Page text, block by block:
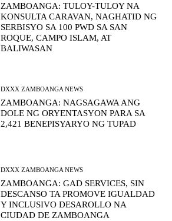
ZAMBOANGA: TULOY-TULOY NA
KONSULTA CARAVAN, NAGHATID NG
SERBISYO SA 100 PWD SA SAN
ROQUE, CAMPO ISLAM, AT
BALIWASAN
DXXX ZAMBOANGA NEWS
ZAMBOANGA: NAGSAGAWA ANG
DOLE NG ORYENTASYON PARA SA
2,421 BENEPISYARYO NG TUPAD
DXXX ZAMBOANGA NEWS
ZAMBOANGA: GAD SERVICES, SIN
DESCANSO TA PROMOVE IGUALDAD
Y INCLUSIVO DESAROLLO NA
CIUDAD DE ZAMBOANGA